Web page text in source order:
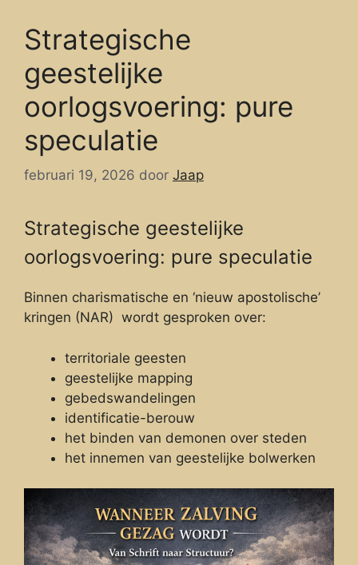
Strategische
geestelijke
oorlogsvoering: pure
speculatie
februari 19, 2026 door Jaap
Strategische geestelijke
oorlogsvoering: pure speculatie
Binnen charismatische en ‘nieuw apostolische’
kringen (NAR) wordt gesproken over:
territoriale geesten
geestelijke mapping
gebedswandelingen
identificatie-berouw
het binden van demonen over steden
het innemen van geestelijke bolwerken